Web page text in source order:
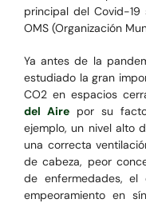
principal del Covid-
OMS (Organización
Ya antes de la
estudiado la gran
CO2 en espacios
del Aire por su
ejemplo, un nivel alto
una correcta
de cabeza, peor
de enfermedades, el
empeoramiento en